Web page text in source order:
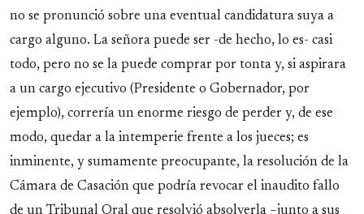
no se pronunció sobre una eventual candidatura suya a
cargo alguno. La señora puede ser -de hecho, lo es- casi
todo, pero no se la puede comprar por tonta y, si aspirara
a un cargo ejecutivo (Presidente o Gobernador, por
ejemplo), correría un enorme riesgo de perder y, de ese
modo, quedar a la intemperie frente a los jueces; es
inminente, y sumamente preocupante, la resolución de la
Cámara de Casación que podría revocar el inaudito fallo
de un Tribunal Oral que resolvió absolverla –junto a sus